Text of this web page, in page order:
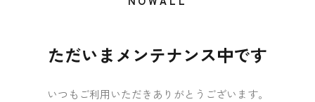
ただいまメンテナンス中です
いつもご利用いただきありがとうございます。